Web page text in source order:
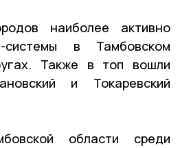
наиболее активно
системы в Тамбовском
Также в топ вошли
и Токаревский
области среди